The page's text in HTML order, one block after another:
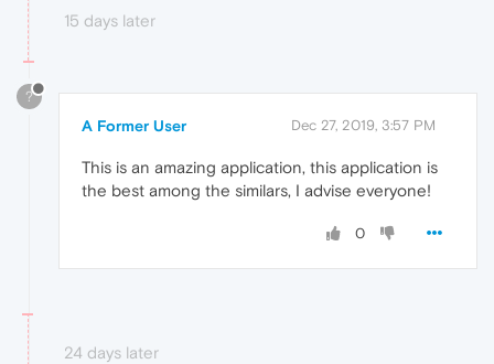
15 days later
?
A Former User Dec 27, 2019, 3:57 PM
This is an amazing application, this application is
the best among the similars, I advise everyone!
0
24 days later